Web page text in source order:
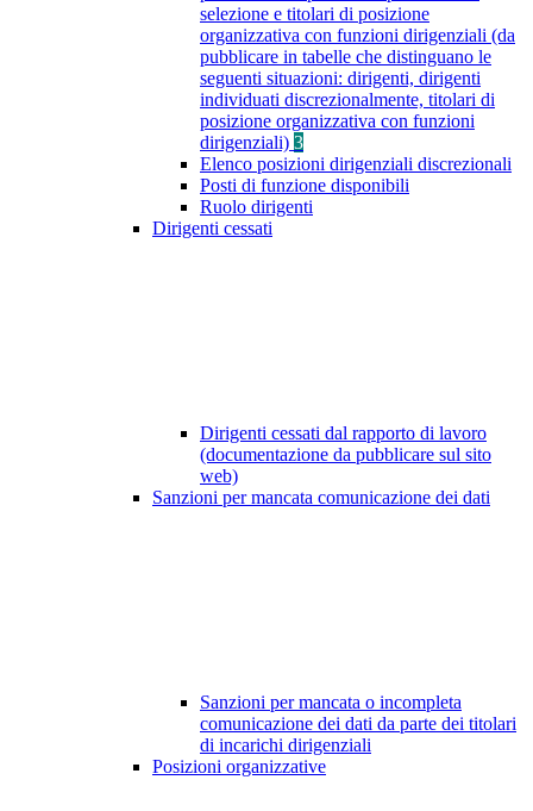
selezione e titolari di posizione
organizzativa con funzioni dirigenziali (da
pubblicare in tabelle che distinguano le
seguenti situazioni: dirigenti, dirigenti
individuati discrezionalmente, titolari di
posizione organizzativa con funzioni
dirigenziali) 3
Elenco posizioni dirigenziali discrezionali
Posti di funzione disponibili
Ruolo dirigenti
Dirigenti cessati
Dirigenti cessati dal rapporto di lavoro
(documentazione da pubblicare sul sito
web)
Sanzioni per mancata comunicazione dei dati
Sanzioni per mancata o incompleta
comunicazione dei dati da parte dei titolari
di incarichi dirigenziali
Posizioni organizzative